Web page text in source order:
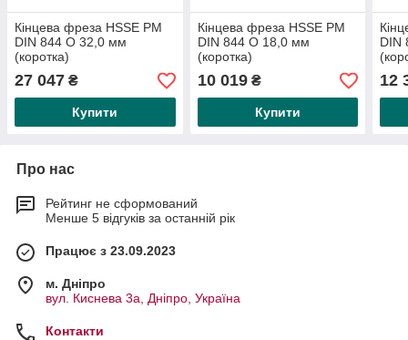
Кінцева фреза HSSE PM
DIN 844 O 32,0 мм
(коротка)
27 047 ₴
Купити
Кінцева фреза HSSE PM
DIN 844 O 18,0 мм
(коротка)
10 019₴
Купити
DIN
12
Про нас
Рейтинг не сформований
Менше 5 відгуків за останній рік
Працює з 23.09.2023
м. Дніпро
вул. Киснева 3а, Дніпро, Україна
Контакти